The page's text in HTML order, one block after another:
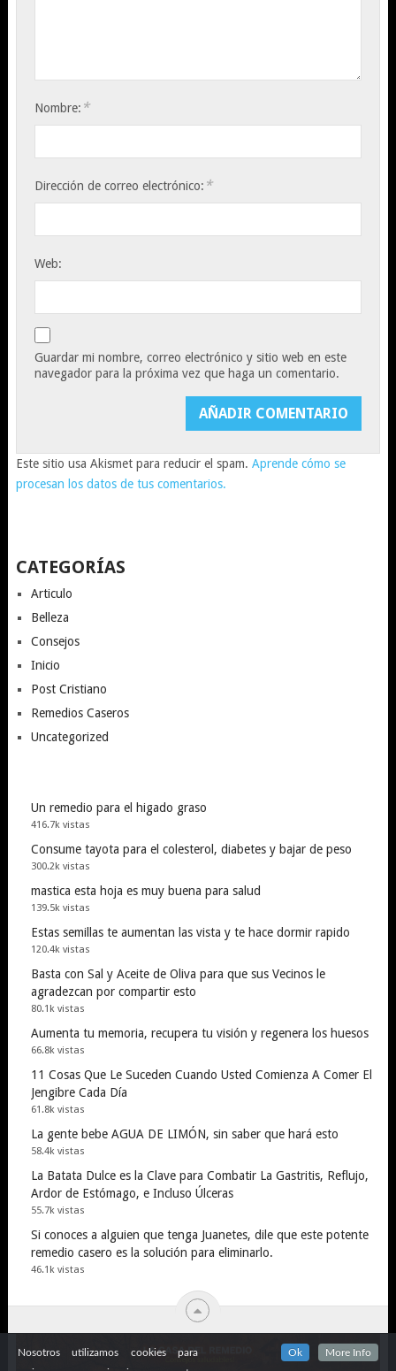
Nombre: *
Dirección de correo electrónico: *
Web:
Guardar mi nombre, correo electrónico y sitio web en este
navegador para la próxima vez que haga un comentario.
Este sitio usa Akismet para reducir el spam. Aprende cómo se
procesan los datos de tus comentarios.
CATEGORÍAS
Articulo
Belleza
Consejos
Inicio
Post Cristiano
Remedios Caseros
Uncategorized
Un remedio para el higado graso
416.7k vistas
Consume tayota para el colesterol, diabetes y bajar de peso
300.2k vistas
mastica esta hoja es muy buena para salud
139.5k vistas
Estas semillas te aumentan las vista y te hace dormir rapido
120.4k vistas
Basta con Sal y Aceite de Oliva para que sus Vecinos le
agradezcan por compartir esto
80.1k vistas
Aumenta tu memoria, recupera tu visión y regenera los huesos
66.8k vistas
11 Cosas Que Le Suceden Cuando Usted Comienza A Comer El
Jengibre Cada Día
61.8k vistas
La gente bebe AGUA DE LIMÓN, sin saber que hará esto
58.4k vistas
La Batata Dulce es la Clave para Combatir La Gastritis, Reflujo,
Ardor de Estómago, e Incluso Úlceras
55.7k vistas
Si conoces a alguien que tenga Juanetes, dile que este potente
remedio casero es la solución para eliminarlo.
46.1k vistas
Nosotros utilizamos cookies para
Ok More Info